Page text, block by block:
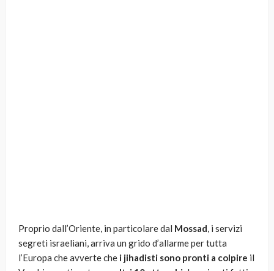
Proprio dall’Oriente, in particolare dal Mossad, i servizi
segreti israeliani, arriva un grido d’allarme per tutta
l’Europa che avverte che i jihadisti sono pronti a colpire il